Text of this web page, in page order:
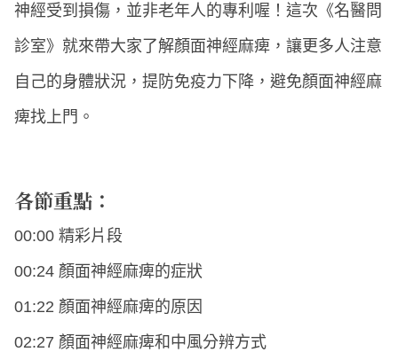
神經受到損傷，並非老年人的專利喔！這次《名醫問
診室》就來帶大家了解顏面神經麻痺，讓更多人注意
自己的身體狀況，提防免疫力下降，避免顏面神經麻
痺找上門。
各節重點：
00:00 精彩片段
00:24 顏面神經麻痺的症狀
01:22 顏面神經麻痺的原因
02:27 顏面神經麻痺和中風分辨方式